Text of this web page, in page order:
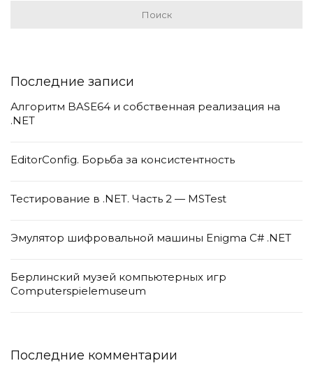
Последние записи
Алгоритм BASE64 и собственная реализация на
.NET
EditorConfig. Борьба за консистентность
Тестирование в .NET. Часть 2 — MSTest
Эмулятор шифровальной машины Enigma C# .NET
Берлинский музей компьютерных игр
Computerspielemuseum
Последние комментарии